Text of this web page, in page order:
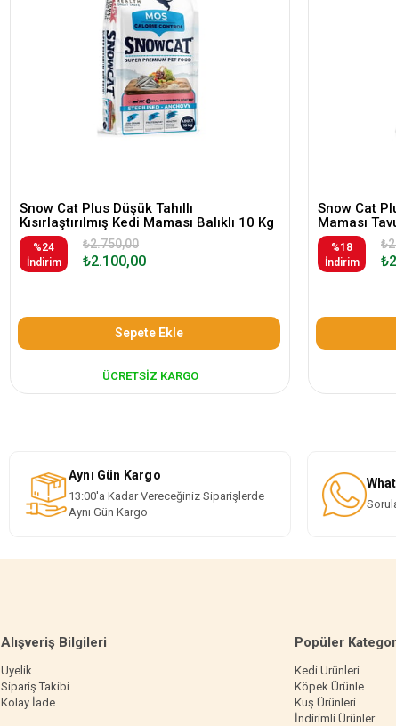
Snow Cat Plus Düşük Tahıllı
Kısırlaştırılmış Kedi Maması Balıklı 10 Kg
%24
İndirim
₺2.100,00
₺2.750,00
Sepete Ekle
ÜCRETSIZ KARGO
Snow Cat
Maması
%18
İndirim
Aynı Gün Kargo
13:00'a Kadar Vereceğiniz Siparişlerde
Aynı Gün Kargo
Alışveriş Bilgileri
Üyelik
Sipariş Takibi
Kolay İade
Popüler
Kedi Ürünleri
Köpek Ürünle
Kuş Ürünleri
İndirimli Ürünler